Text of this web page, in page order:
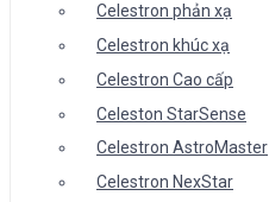
Celestron phản xạ
Celestron khúc xạ
Celestron Cao cấp
Celeston StarSense
Celestron AstroMaster
Celestron NexStar